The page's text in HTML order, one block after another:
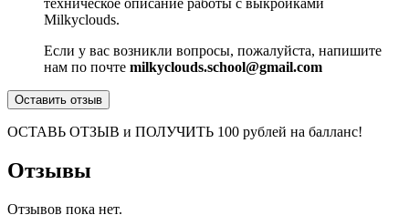
техническое описание работы с выкройками
Milkyclouds.
Если у вас возникли вопросы, пожалуйста, напишите
нам по почте milkyclouds.school@gmail.com
Оставить отзыв
ОСТАВЬ ОТЗЫВ и ПОЛУЧИТЬ 100 рублей на балланс!
Отзывы
Отзывов пока нет.